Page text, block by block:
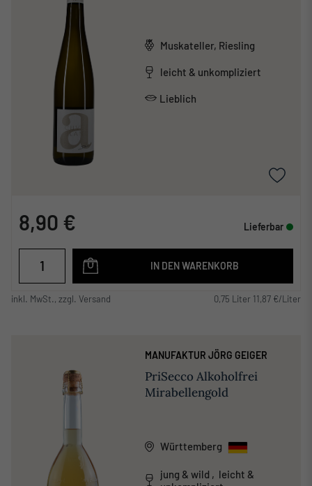
Muskateller, Riesling
leicht & unkompliziert
Lieblich
8,90 € Lieferbar
IN DEN WARENKORB
inkl. MwSt., zzgl. Versand 0,75 Liter 11,87 €/Liter
MANUFAKTUR JÖRG GEIGER
PriSecco Alkoholfrei
Mirabellengold
Württemberg
jung & wild , leicht &